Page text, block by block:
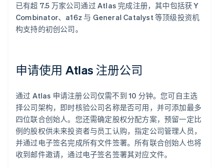
已有超 7.5 万家公司通过 Atlas 完成注册，其中包括获 Y
Combinator、a16z 与 General Catalyst 等顶级投资机
构支持的初创公司。
申请使用 Atlas 注册公司
通过 Atlas 申请注册公司仅需不到 10 分钟。您可自主选
择公司架构，即时核验公司名称是否可用，并可添加最多
四位联合创始人。您还需确定股权分配方案，预留一定比
例的股权供未来投资者与员工认购，指定公司管理人员，
并通过电子签名完成所有文件签署。所有联合创始人也将
收到邮件邀请，通过电子签名签署其对应文件。